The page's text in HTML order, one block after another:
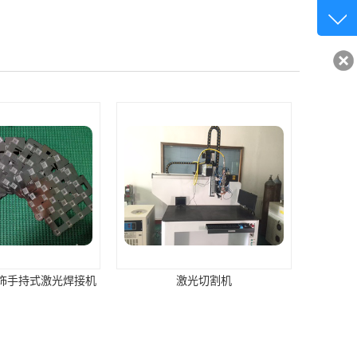
手持式激光焊接机 激光切割机
客服